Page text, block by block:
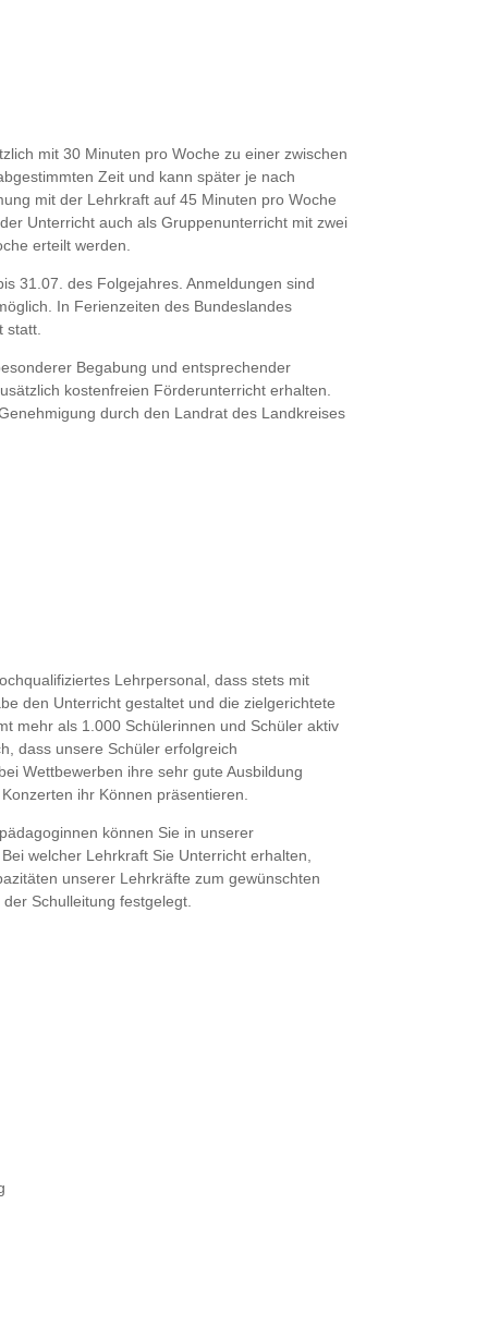
mit 30 Minuten pro Woche zu einer zwischen
Zeit und kann später je nach
mit der Lehrkraft auf 45 Minuten pro Woche
Unterricht auch als Gruppenunterricht mit zwei
erteilt werden.
31.07. des Folgejahres. Anmeldungen sind
In Ferienzeiten des Bundeslandes
statt.
Begabung und entsprechender
kostenfreien Förderunterricht erhalten.
durch den Landrat des Landkreises
Lehrpersonal, dass stets mit
den Unterricht gestaltet und die zielgerichtete
mehr als 1.000 Schülerinnen und Schüler aktiv
dass unsere Schüler erfolgreich
Wettbewerben ihre sehr gute Ausbildung
ihr Können präsentieren.
können Sie in unserer
welcher Lehrkraft Sie Unterricht erhalten,
unserer Lehrkräfte zum gewünschten
Schulleitung festgelegt.